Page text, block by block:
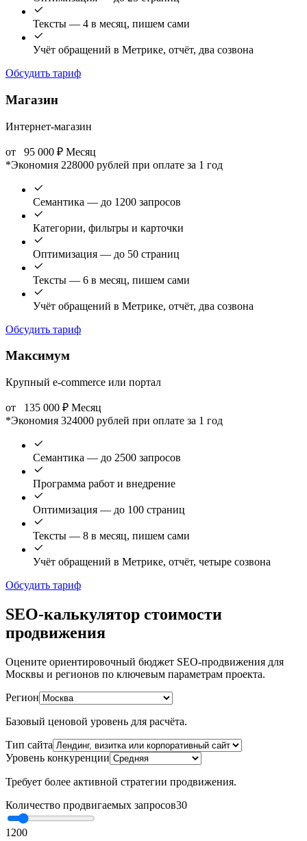
Тексты — 4 в месяц, пишем сами
Учёт обращений в Метрике, отчёт, два созвона
Обсудить тариф
Магазин
Интернет-магазин
от 95 000 ₽ Месяц
*Экономия 228000 рублей при оплате за 1 год
Семантика — до 1200 запросов
Категории, фильтры и карточки
Оптимизация — до 50 страниц
Тексты — 6 в месяц, пишем сами
Учёт обращений в Метрике, отчёт, два созвона
Обсудить тариф
Максимум
Крупный e-commerce или портал
от 135 000 ₽ Месяц
*Экономия 324000 рублей при оплате за 1 год
Семантика — до 2500 запросов
Программа работ и внедрение
Оптимизация — до 100 страниц
Тексты — 8 в месяц, пишем сами
Учёт обращений в Метрике, отчёт, четыре созвона
Обсудить тариф
SEO-калькулятор стоимости
продвижения
Оцените ориентировочный бюджет SEO-продвижения для
Москвы и регионов по ключевым параметрам проекта.
Регион
Базовый ценовой уровень для расчёта.
Тип сайта
Уровень конкуренции
Требует более активной стратегии продвижения.
Количество продвигаемых запросов30
1 200